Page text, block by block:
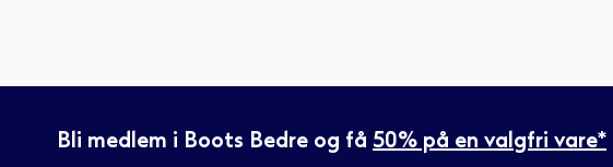
Bli medlem i Boots Bedre og få 50% på en valgfri vare*